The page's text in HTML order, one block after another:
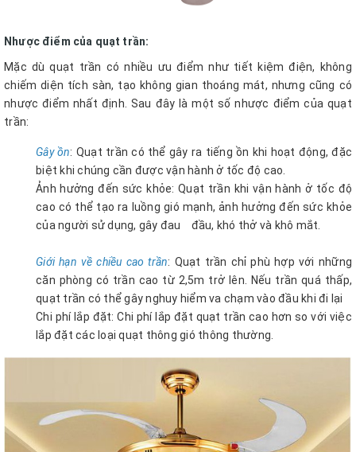
Nhược điểm của quạt trần:
Mặc dù quạt trần có nhiều ưu điểm như tiết kiệm điện, không
chiếm diện tích sàn, tạo không gian thoáng mát, nhưng cũng có
nhược điểm nhất định. Sau đây là một số nhược điểm của quạt
trần:
Gây ồn: Quạt trần có thể gây ra tiếng ồn khi hoạt động, đặc
biệt khi chúng cần được vận hành ở tốc độ cao.
Ảnh hưởng đến sức khỏe: Quạt trần khi vận hành ở tốc độ
cao có thể tạo ra luồng gió mạnh, ảnh hưởng đến sức khỏe
của người sử dụng, gây đau đầu, khó thở và khô mắt.
Giới hạn về chiều cao trần: Quạt trần chỉ phù hợp với những
căn phòng có trần cao từ 2,5m trở lên. Nếu trần quá thấp,
quạt trần có thể gây nghuy hiểm va chạm vào đầu khi đi lại
Chi phí lắp đặt: Chi phí lắp đặt quạt trần cao hơn so với việc
lắp đặt các loại quạt thông gió thông thường.